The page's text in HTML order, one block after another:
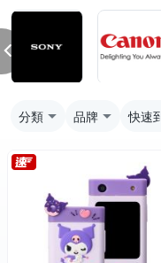
分類 品牌 快速